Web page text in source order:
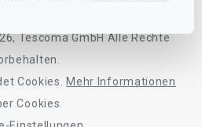
Tescoma GmbH Alle Rechte
Cookies.
Mehr Informationen
Cookies.